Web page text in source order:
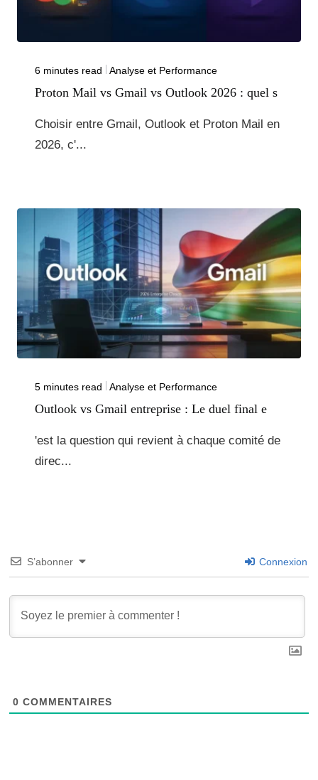
6 minutes read Analyse et Performance
Proton Mail vs Gmail vs Outlook 2026 : quel s
Choisir entre Gmail, Outlook et Proton Mail en
2026, c'...
5 minutes read Analyse et Performance
Outlook vs Gmail entreprise : Le duel final e
'est la question qui revient à chaque comité de
direc...
S’abonner Connexion
0 COMMENTAIRES